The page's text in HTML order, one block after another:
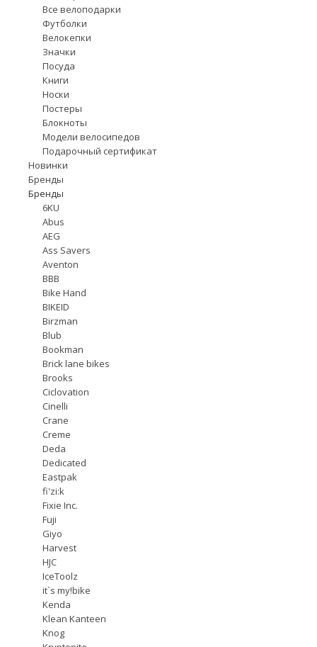
Все велоподарки
Футболки
Велокепки
Значки
Посуда
Книги
Носки
Постеры
Блокноты
Модели велосипедов
Подарочный сертификат
Новинки
Бренды
Бренды
6KU
Abus
AEG
Ass Savers
Aventon
BBB
Bike Hand
BIKEID
Birzman
Blub
Bookman
Brick lane bikes
Brooks
Ciclovation
Cinelli
Crane
Creme
Deda
Dedicated
Eastpak
fi'zi:k
Fixie Inc.
Fuji
Giyo
Harvest
HJC
IceToolz
it`s my!bike
Kenda
Klean Kanteen
Knog